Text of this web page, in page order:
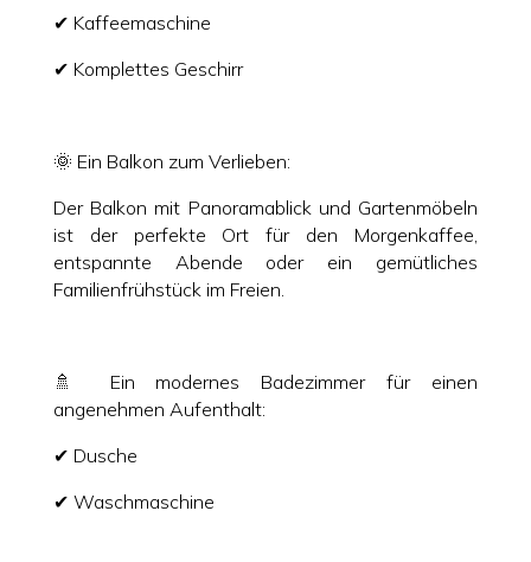
✔ Kaffeemaschine
✔ Komplettes Geschirr
🌞 Ein Balkon zum Verlieben:
Der Balkon mit Panoramablick und Gartenmöbeln
ist der perfekte Ort für den Morgenkaffee,
entspannte Abende oder ein gemütliches
Familienfrühstück im Freien.
🚿 Ein modernes Badezimmer für einen
angenehmen Aufenthalt:
✔ Dusche
✔ Waschmaschine